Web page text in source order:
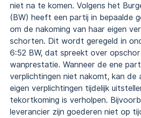
niet na te komen. Volgens het
(BW) heeft een partij in bepaalde
om de nakoming van haar eigen
schorten. Dit wordt geregeld in
6:52 BW, dat spreekt over
wanprestatie. Wanneer de ene
verplichtingen niet nakomt, kan de
eigen verplichtingen tijdelijk
tekortkoming is verholpen.
leverancier zijn goederen niet op